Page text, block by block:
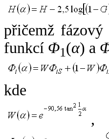
přičemž fázový
funkcí Φ1(α) a
kde
,